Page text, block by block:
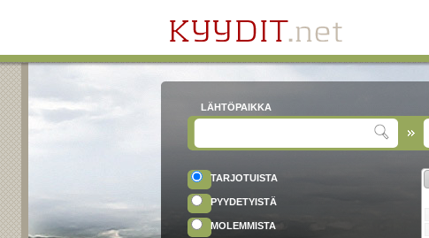
LÄHTÖPAIKKA
TARJOTUISTA
PYYDETYISTÄ
MOLEMMISTA